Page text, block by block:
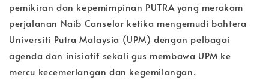
pemikiran dan kepemimpinan PUTRA yang merakam
perjalanan Naib Canselor ketika mengemudi bahtera
Universiti Putra Malaysia (UPM) dengan pelbagai
agenda dan inisiatif sekali gus membawa UPM ke
mercu kecemerlangan dan kegemilangan.